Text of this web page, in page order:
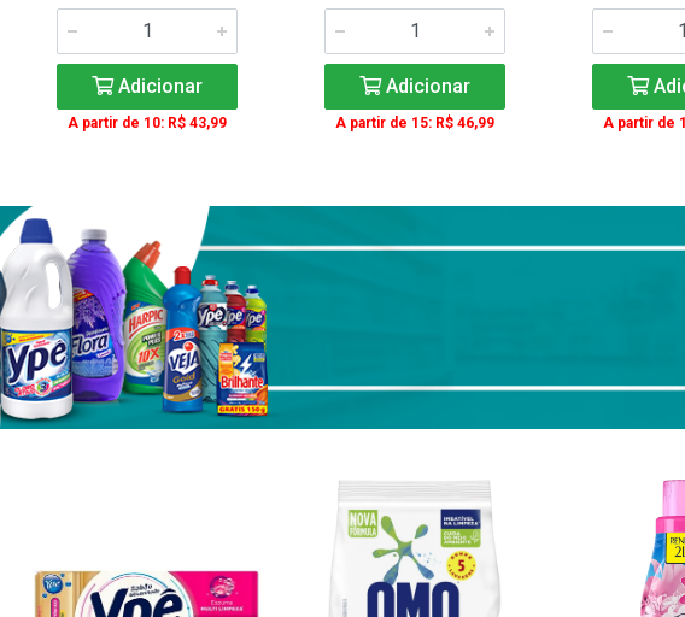
Adicionar
A partir de 10: R$ 43,99
Adicionar
A partir de 15: R$ 46,99 A partir de